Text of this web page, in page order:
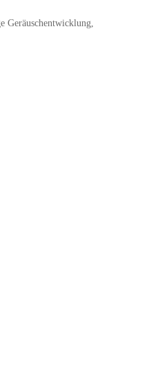
Geräuschentwicklung,